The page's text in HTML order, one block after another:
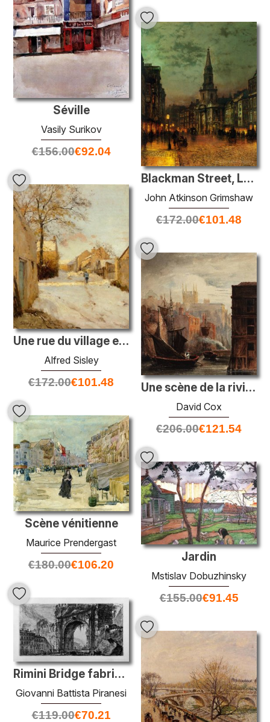
Séville
Vasily Surikov
€156.00€92.04
Blackman Street, Londres
John Atkinson Grimshaw
€172.00€101.48
Une rue du village en hiver
Alfred Sisley
€172.00€101.48 Une scène de la rivière
David Cox
€206.00€121.54
Scène vénitienne
Maurice Prendergast
€180.00€106.20
Jardin
Mstislav Dobuzhinsky
€155.00€91.45
Rimini Bridge fabriqué par les empereurs Augustus et Tiberius
Giovanni Battista Piranesi
€119.00€70.21